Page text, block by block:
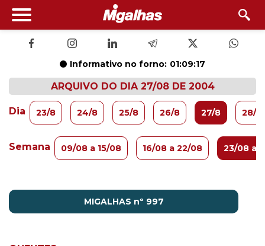
Informativo no forno: 01:09:17
ARQUIVO DO DIA 27/08 DE 2004
Dia 23/8 24/8 25/8 26/8 27/8 28/8
Semana 09/08 a 15/08 16/08 a 22/08 23/08 a
MIGALHAS nº 997